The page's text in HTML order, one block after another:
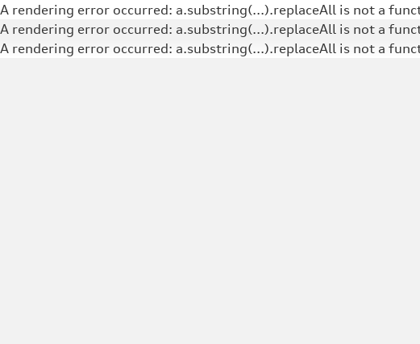
A rendering error occurred: a.substring(...).replaceAll is not a
A rendering error occurred: a.substring(...).replaceAll is not a
A rendering error occurred: a.substring(...).replaceAll is not a